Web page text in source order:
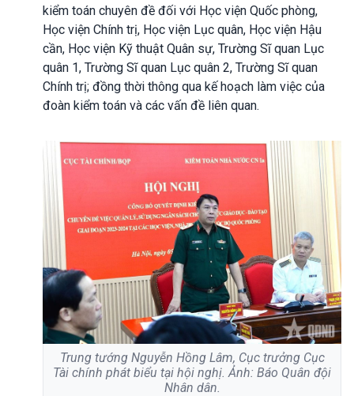
kiểm toán chuyên đề đối với Học viện Quốc phòng,
Học viện Chính trị, Học viện Lục quân, Học viện Hậu
cần, Học viện Kỹ thuật Quân sự, Trường Sĩ quan Lục
quân 1, Trường Sĩ quan Lục quân 2, Trường Sĩ quan
Chính trị; đồng thời thông qua kế hoạch làm việc của
đoàn kiểm toán và các vấn đề liên quan.
Trung tướng Nguyễn Hồng Lâm, Cục trưởng Cục
Tài chính phát biểu tại hội nghị. Ảnh: Báo Quân đội
Nhân dân.